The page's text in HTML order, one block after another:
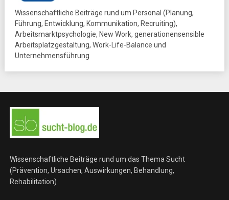
Wissenschaftliche Beiträge rund um Personal (Planung,
Führung, Entwicklung, Kommunikation, Recruiting),
Arbeitsmarktpsychologie, New Work, generationensensible
Arbeitsplatzgestaltung, Work-Life-Balance und
Unternehmensführung
Wissenschaftliche Beiträge rund um das Thema Sucht
(Prävention, Ursachen, Auswirkungen, Behandlung,
Rehabilitation)